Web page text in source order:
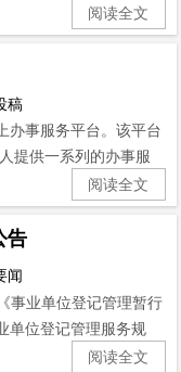
阅读全文
稿
办事服务平台。该平台
提供一系列的办事服
阅读全文
告
闻
事业单位登记管理暂行
单位登记管理服务规
阅读全文